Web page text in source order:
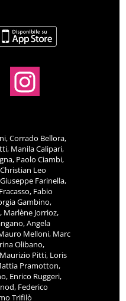
Corrado Bellora,
Manila Calipari,
Paolo Ciambi,
Leo
Farinella,
Fabio
Gambino,
Marlène Jorrioz,
Angela
Melloni, Marc
Olibano,
Pitti, Loris
Pramotton,
Enrico Ruggeri,
Federico
Trifilò